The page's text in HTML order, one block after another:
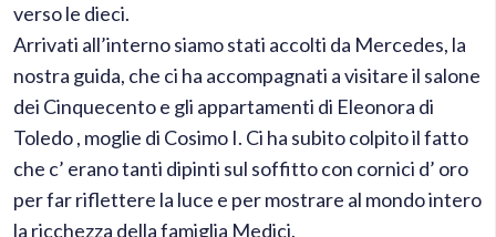
verso le dieci.
Arrivati all’interno siamo stati accolti da Mercedes, la
nostra guida, che ci ha accompagnati a visitare il salone
dei Cinquecento e gli appartamenti di Eleonora di
Toledo , moglie di Cosimo I. Ci ha subito colpito il fatto
che c’ erano tanti dipinti sul soffitto con cornici d’ oro
per far riflettere la luce e per mostrare al mondo intero
la ricchezza della famiglia Medici.